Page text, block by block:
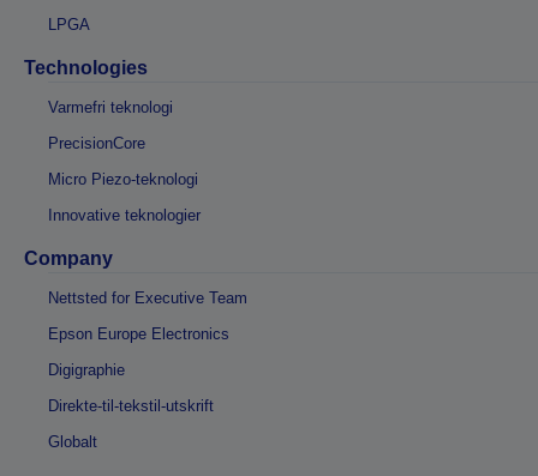
LPGA
Technologies
Varmefri teknologi
PrecisionCore
Micro Piezo-teknologi
Innovative teknologier
Company
Nettsted for Executive Team
Epson Europe Electronics
Digigraphie
Direkte-til-tekstil-utskrift
Globalt